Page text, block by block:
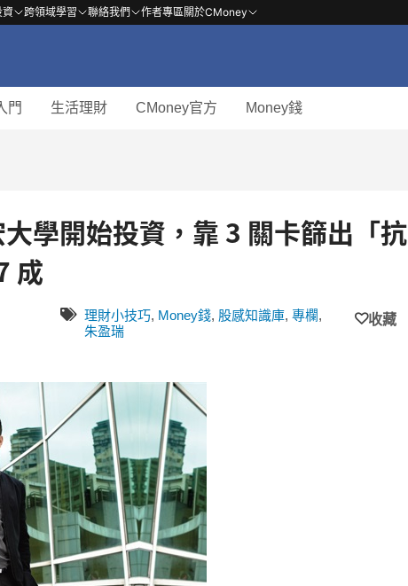
資 跨領域學習 聯絡我們 作者專區關於CMoney
門 生活理財 CMoney官方 Money錢
學開始投資，靠 3 關卡篩出「抗
成
理財小技巧, Money錢, 股感知識庫, 專欄,
朱盈瑞
收藏